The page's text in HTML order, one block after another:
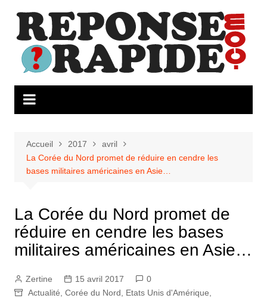
contenu
Accueil 2017
avril
La Corée du Nord promet de réduire en cendre les
bases militaires américaines en Asie…
La Corée du Nord promet de
réduire en cendre les bases
militaires américaines en Asie…
Zertine 15 avril 2017
0
Actualité Corée du Nord Etats Unis d'Amérique